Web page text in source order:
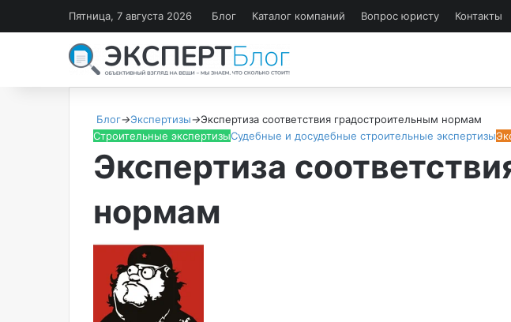
Пятница, 7 августа 2026 Блог Каталог компаний Вопрос юристу Контакты
Блог→Экспертизы→Экспертиза соответствия градостроительным нормам
Строительные экспертизыСудебные и досудебные строительные экспертизы
Экспертиза
нормам